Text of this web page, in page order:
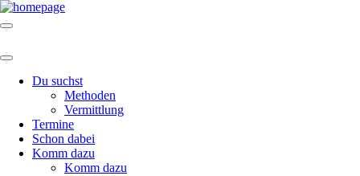
Du suchst
Methoden
Vermittlung
Termine
Schon dabei
Komm dazu
Komm dazu